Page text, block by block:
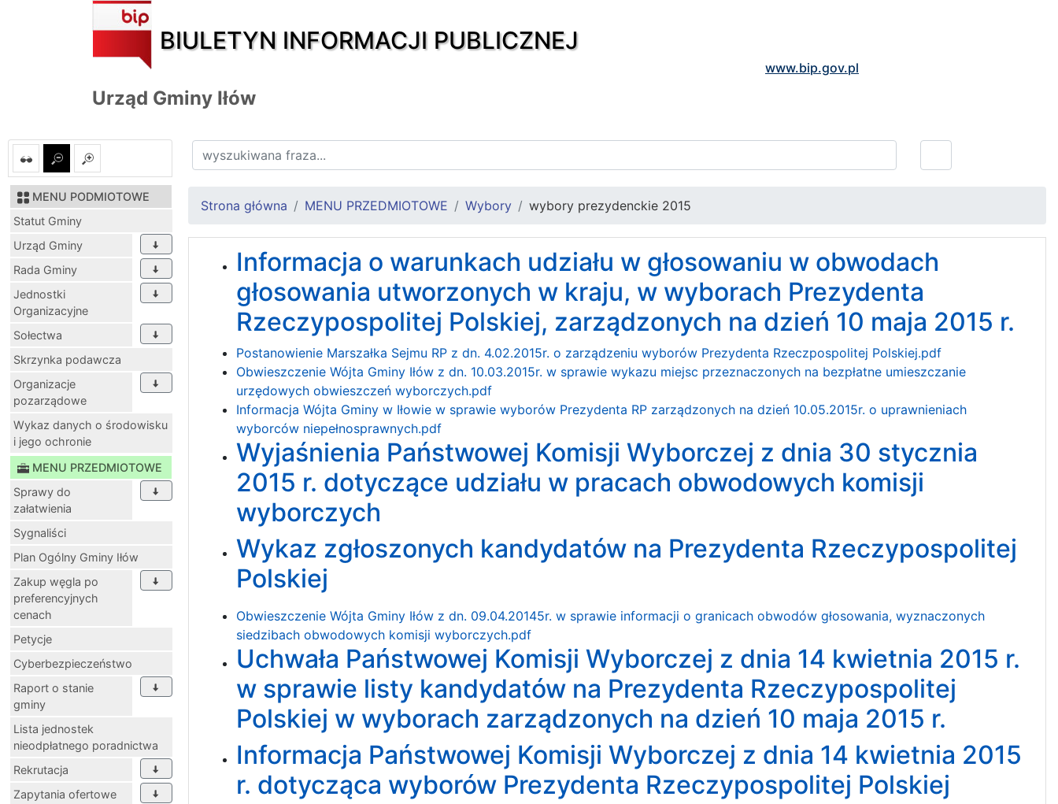
BIULETYN INFORMACJI PUBLICZNEJ
www.bip.gov.pl
Urząd Gminy Iłów
MENU PODMIOTOWE
Statut Gminy
Urząd Gminy
Rada Gminy
Jednostki
Organizacyjne
Sołectwa
Skrzynka podawcza
Organizacje
pozarządowe
Wykaz danych o środowisku
i jego ochronie
MENU PRZEDMIOTOWE
Sprawy do
załatwienia
Sygnaliści
Plan Ogólny Gminy Iłów
Zakup węgla po
preferencyjnych
cenach
Petycje
Cyberbezpieczeństwo
Raport o stanie
gminy
Lista jednostek
nieodpłatnego poradnictwa
Rekrutacja
Zapytania ofertowe
Strona główna MENU PRZEDMIOTOWE Wybory wybory prezydenckie 2015
Informacja o warunkach udziału w głosowaniu w obwodach
głosowania utworzonych w kraju, w wyborach Prezydenta
Rzeczypospolitej Polskiej, zarządzonych na dzień 10 maja 2015 r.
Postanowienie Marszałka Sejmu RP z dn. 4.02.2015r. o zarządzeniu wyborów Prezydenta Rzeczpospolitej Polskiej.pdf
Obwieszczenie Wójta Gminy Iłów z dn. 10.03.2015r. w sprawie wykazu miejsc przeznaczonych na bezpłatne umieszczanie
urzędowych obwieszczeń wyborczych.pdf
Informacja Wójta Gminy w Iłowie w sprawie wyborów Prezydenta RP zarządzonych na dzień 10.05.2015r. o uprawnieniach
wyborców niepełnosprawnych.pdf
Wyjaśnienia Państwowej Komisji Wyborczej z dnia 30 stycznia
2015 r. dotyczące udziału w pracach obwodowych komisji
wyborczych
Wykaz zgłoszonych kandydatów na Prezydenta Rzeczypospolitej
Polskiej
Obwieszczenie Wójta Gminy Iłów z dn. 09.04.20145r. w sprawie informacji o granicach obwodów głosowania, wyznaczonych
siedzibach obwodowych komisji wyborczych.pdf
Uchwała Państwowej Komisji Wyborczej z dnia 14 kwietnia 2015 r.
w sprawie listy kandydatów na Prezydenta Rzeczypospolitej
Polskiej w wyborach zarządzonych na dzień 10 maja 2015 r.
Informacja Państwowej Komisji Wyborczej z dnia 14 kwietnia 2015
r. dotycząca wyborów Prezydenta Rzeczypospolitej Polskiej